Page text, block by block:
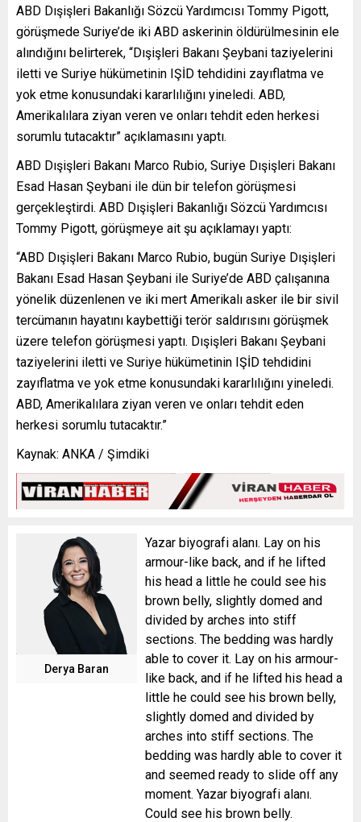
ABD Dışişleri Bakanlığı Sözcü Yardımcısı Tommy Pigott,
görüşmede Suriye’de iki ABD askerinin öldürülmesinin ele
alındığını belirterek, “Dışişleri Bakanı Şeybani taziyelerini
iletti ve Suriye hükümetinin IŞİD tehdidini zayıflatma ve
yok etme konusundaki kararlılığını yineledi. ABD,
Amerikalılara ziyan veren ve onları tehdit eden herkesi
sorumlu tutacaktır” açıklamasını yaptı.
ABD Dışişleri Bakanı Marco Rubio, Suriye Dışişleri Bakanı
Esad Hasan Şeybani ile dün bir telefon görüşmesi
gerçekleştirdi. ABD Dışişleri Bakanlığı Sözcü Yardımcısı
Tommy Pigott, görüşmeye ait şu açıklamayı yaptı:
“ABD Dışişleri Bakanı Marco Rubio, bugün Suriye Dışişleri
Bakanı Esad Hasan Şeybani ile Suriye’de ABD çalışanına
yönelik düzenlenen ve iki mert Amerikalı asker ile bir sivil
tercümanın hayatını kaybettiği terör saldırısını görüşmek
üzere telefon görüşmesi yaptı. Dışişleri Bakanı Şeybani
taziyelerini iletti ve Suriye hükümetinin IŞİD tehdidini
zayıflatma ve yok etme konusundaki kararlılığını yineledi.
ABD, Amerikalılara ziyan veren ve onları tehdit eden
herkesi sorumlu tutacaktır.”
Kaynak: ANKA / Şimdiki
Derya Baran
Yazar biyografi alanı. Lay on his
armour-like back, and if he lifted
his head a little he could see his
brown belly, slightly domed and
divided by arches into stiff
sections. The bedding was hardly
able to cover it. Lay on his armour-
like back, and if he lifted his head a
little he could see his brown belly,
slightly domed and divided by
arches into stiff sections. The
bedding was hardly able to cover it
and seemed ready to slide off any
moment. Yazar biyografi alanı.
Could see his brown belly.